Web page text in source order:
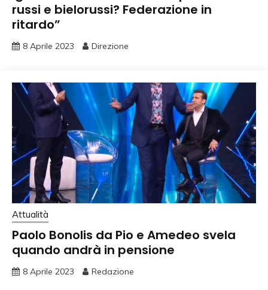
russi e bielorussi? Federazione in
ritardo”
8 Aprile 2023 Direzione
Attualità
Paolo Bonolis da Pio e Amedeo svela
quando andrà in pensione
8 Aprile 2023 Redazione